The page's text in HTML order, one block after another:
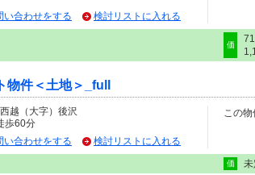
い合わせをする 検討リストに入れる
価
件＜土地＞_full
越（大字）後沢
歩60分
い合わせをする 検討リストに入れる
この物
価 未